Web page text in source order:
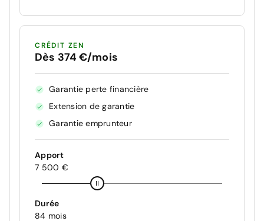
CRÉDIT ZEN
Dès 374 €/mois
Garantie perte financière
Extension de garantie
Garantie emprunteur
Apport
7 500 €
Durée
84 mois